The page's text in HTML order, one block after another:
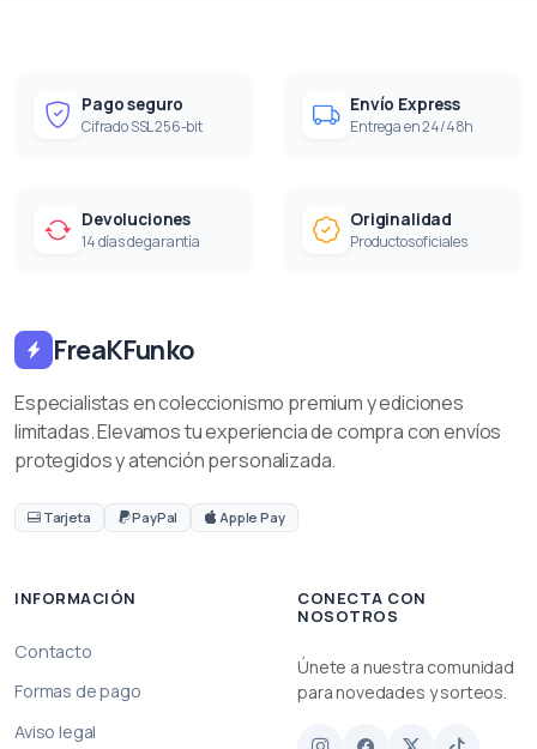
Pago seguro
Cifrado SSL 256-bit
Envío Express
Entrega en 24/48h
Devoluciones
14 días de garantía
Originalidad
Productos oficiales
FreaKFunko
Especialistas en coleccionismo premium y ediciones
limitadas. Elevamos tu experiencia de compra con envíos
protegidos y atención personalizada.
Tarjeta PayPal Apple Pay
INFORMACIÓN
Contacto
Formas de pago
Aviso legal
CONECTA CON
NOSOTROS
Únete a nuestra comunidad
para novedades y sorteos.